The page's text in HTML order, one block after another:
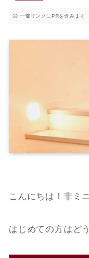
一部リンクにPRを含みます
こんにちは！非ミ
はじめての方はど